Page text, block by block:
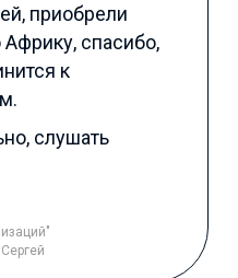
приобрели
спасибо,
к
слушать